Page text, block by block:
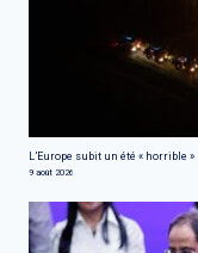
L’Europe subit un été « horrible »
9 août 2026